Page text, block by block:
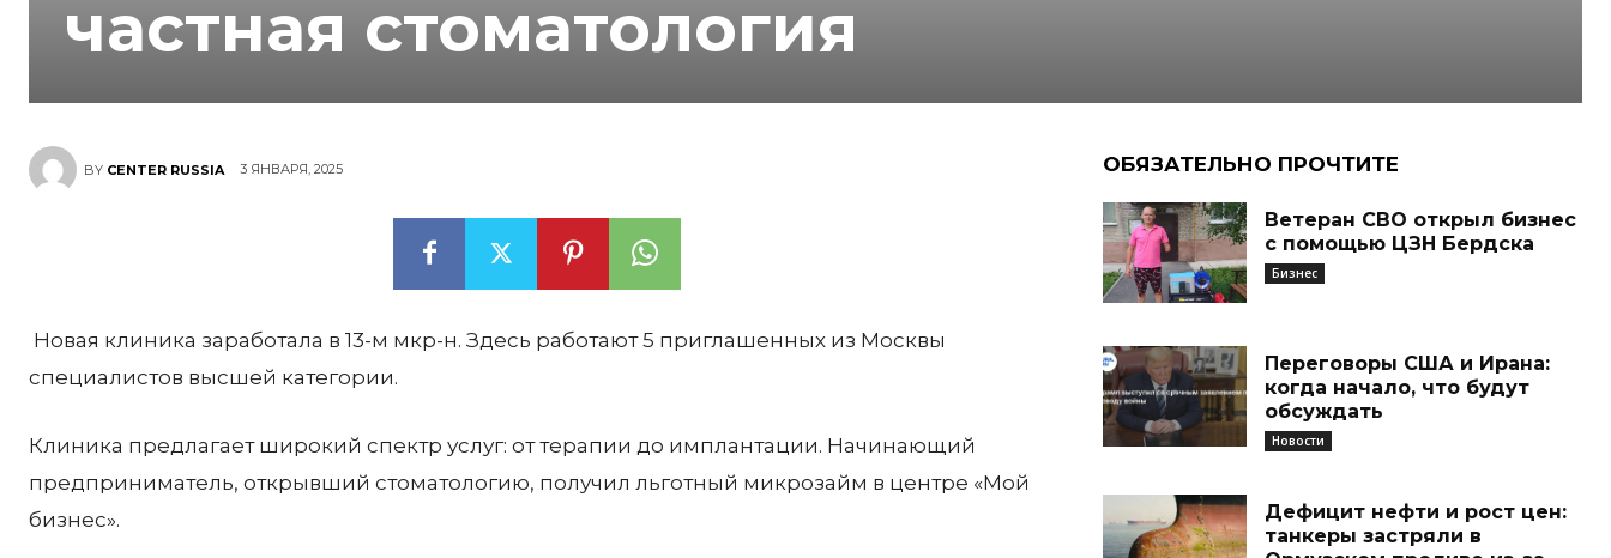
частная стоматология
BY CENTER RUSSIA 3 ЯНВАРЯ, 2025
Новая клиника заработала в 13-м мкр-н. Здесь работают 5 приглашенных из Москвы
специалистов высшей категории.
Клиника предлагает широкий спектр услуг: от терапии до имплантации. Начинающий
предприниматель, открывший стоматологию, получил льготный микрозайм в центре «Мой
бизнес».
ОБЯЗАТЕЛЬНО ПРОЧТИТЕ
Ветеран СВО открыл бизнес
с помощью ЦЗН Бердска
Бизнес
Переговоры США и Ирана:
когда начало, что будут
обсуждать
Новости
Дефицит нефти и рост цен:
танкеры застряли в